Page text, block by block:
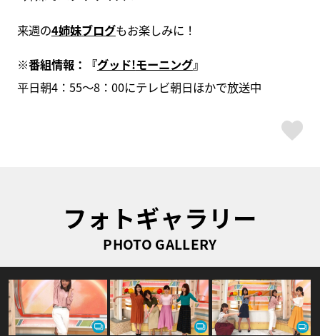
来週の4姉妹ブログもお楽しみに！
※番組情報：『グッド!モーニング』
平日朝4：55～8：00にテレビ朝日ほかで放送中
フォトギャラリー
PHOTO GALLERY